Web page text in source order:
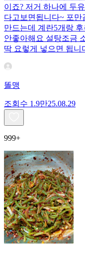
이죠? 저거 하나에 두
다고보면됩니다~ 포만
만드는데 계란5개랑
안좋아해요 설탕조금
딱 요렇게 넣으면 됩니
똘맹
조회수 1.9만25.08.29
999+